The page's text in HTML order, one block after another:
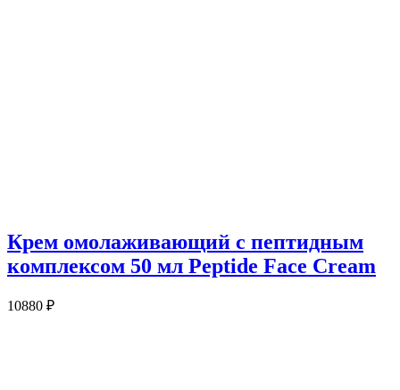
Крем омолаживающий с пептидным
комплексом 50 мл Peptide Face Cream
10880 ₽